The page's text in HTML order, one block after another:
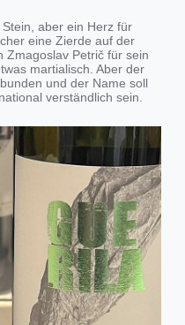
aber ein Herz für
eine Zierde auf der
Zmagoslav Petrič für sein
martialisch. Aber der
und der Name soll
verständlich sein.